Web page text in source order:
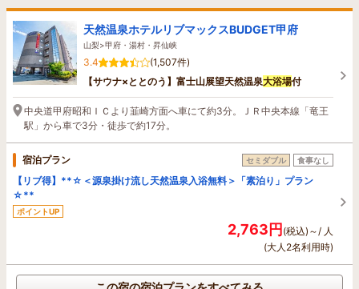
天然温泉ホテルリブマックスBUDGET甲府
山梨>甲府・湯村・昇仙峡
3.4
(1,507件)
【サウナ×ととのう】富士山展望天然温泉大浴場付
中央道甲府昭和ＩＣより韮崎方面へ車にて約3分。ＪＲ中央本線「竜王
駅」から車で3分・徒歩で約17分。
宿泊プラン セミダブル 食事なし
【リブ得】**☆＜源泉掛け流し天然温泉入浴無料＞「素泊り」プラン
☆**
ポイントUP
2,763円(税込)～/ 人
(大人2名利用時)